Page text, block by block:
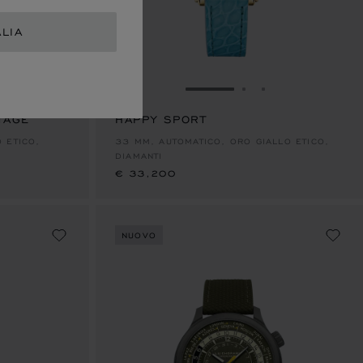
VAI ALLA SLIDE 1
HAPPY SPORT
33 MM, AUTOMATICO, ORO GIALLO ETICO,
DIAMANTI
€ 33,200
NUOVO